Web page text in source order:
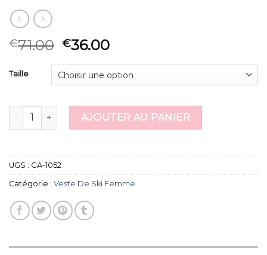
€71.00 €36.00
Taille
quantité de veste de ski femme
AJOUTER AU PANIER
UGS : GA-1052
Catégorie : Veste De Ski Femme